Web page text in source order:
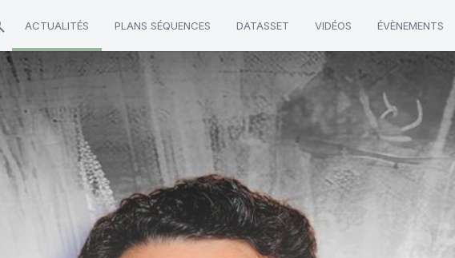
ACTUALITÉS PLANS SÉQUENCES DATASSET VIDÉOS ÉVÈNEMENTS
Mignon"